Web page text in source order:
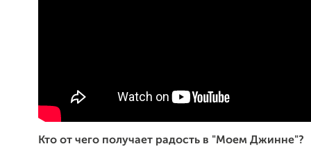
Кто от чего получает радость в "Моем Джинне"?